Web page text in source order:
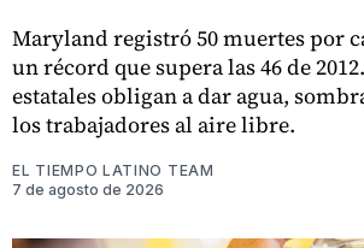
Maryland registró 50 muertes por
un récord que supera las 46 de
estatales obligan a dar agua,
los trabajadores al aire libre.
EL TIEMPO LATINO TEAM
7 de agosto de 2026